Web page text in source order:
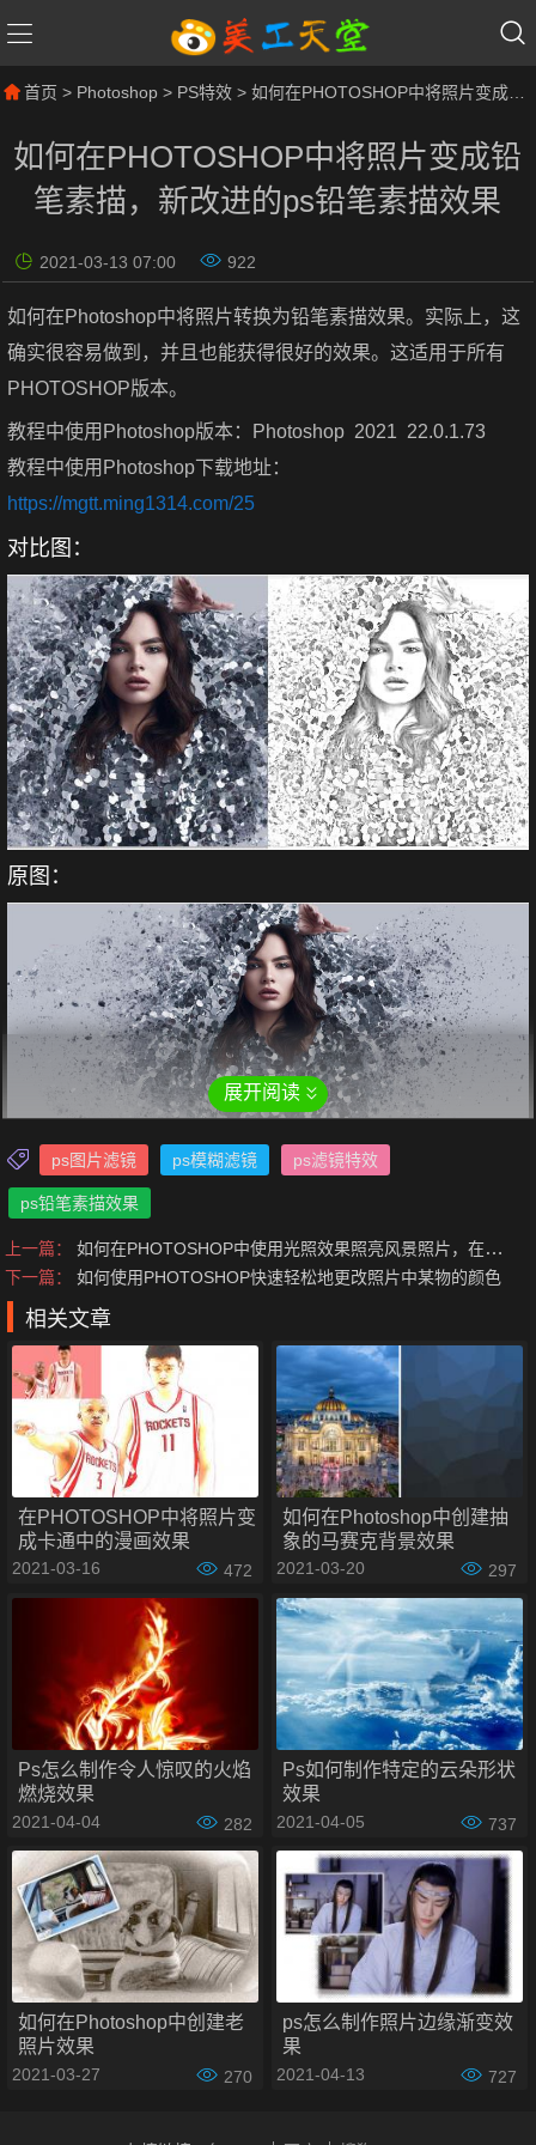
首页 > Photoshop > PS特效 > 如何在PHOTOSHOP中将照片变成铅笔素描，新改进的ps铅笔素描效果
如何在PHOTOSHOP中将照片变成铅
笔素描，新改进的ps铅笔素描效果
2021-03-13 07:00 922
如何在Photoshop中将照片转换为铅笔素描效果。实际上，这
确实很容易做到，并且也能获得很好的效果。这适用于所有
PHOTOSHOP版本。
教程中使用Photoshop版本：Photoshop 2021 22.0.1.73
教程中使用Photoshop下载地址：
https://mgtt.ming1314.com/25
对比图：
原图：
步骤1：复制图层（Ctrl + J微软系统，Cmd + J苹果
系统）
步骤2：将新图层转换为黑白（Ctl+ Shift + U微软系
统，Cmd + Shift + U苹果系统）
苹果系统）
展开阅读
ps图片滤镜 ps模糊滤镜 ps滤镜特效
ps铅笔素描效果
上一篇：
如何在PHOTOSHOP中使用光照效果照亮风景照片，在森林中创建光束
下一篇：
如何使用PHOTOSHOP快速轻松地更改照片中某物的颜色
相关文章
在PHOTOSHOP中将照片变
成卡通中的漫画效果
2021-03-16 472
如何在Photoshop中创建抽
象的马赛克背景效果
2021-03-20 297
Ps怎么制作令人惊叹的火焰
燃烧效果
2021-04-04 282
Ps如何制作特定的云朵形状
效果
2021-04-05 737
如何在Photoshop中创建老
照片效果
2021-03-27 270
ps怎么制作照片边缘渐变效
果
2021-04-13 727